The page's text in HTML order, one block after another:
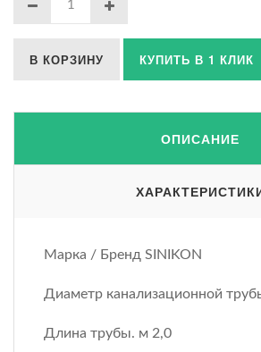
В КОРЗИНУ КУПИТЬ В 1 КЛИК
ОПИСАНИЕ
Марка / Бренд SINIKON
Диаметр канализационной
Длина трубы. м 2,0